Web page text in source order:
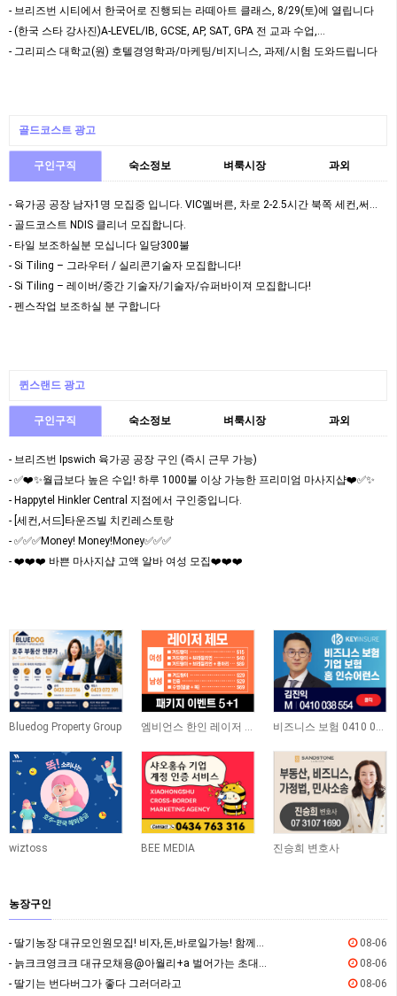
- 브리즈번 시티에서 한국어로 진행되는 라떼아트 클래스, 8/29(토)에 열립니다
- (한국 스타 강사진)A-LEVEL/IB, GCSE, AP, SAT, GPA 전 교과 수업,…
- 그리피스 대학교(원) 호텔경영학과/마케팅/비지니스, 과제/시험 도와드립니다
골드코스트 광고
구인구직 숙소정보 벼룩시장 과외
- 골드코스트 NDIS 클리너 모집합니다.
- 타일 보조하실분 모십니다 일당300불
- Si Tiling – 그라우터 / 실리콘기술자 모집합니다!
- Si Tiling – 레이버/중간 기술자/기술자/슈퍼바이져 모집합니다!
- 펜스작업 보조하실 분 구합니다
퀸스랜드 광고
구인구직 숙소정보 벼룩시장 과외
- 브리즈번 Ipswich 육가공 공장 구인 (즉시 근무 가능)
- ✅❤️✨월급보다 높은 수입! 하루 1000불 이상 가능한 프리미엄 마사지샵❤️✅✨
- Happytel Hinkler Central 지점에서 구인중입니다.
- [세컨,서드]타운즈빌 치킨레스토랑
- ✅✅✅Money! Money!Money✅✅✅
- ❤️❤️❤️ 바쁜 마사지샵 고액 알바 여성 모집❤️❤️❤️
Bluedog Property Group
wiztoss BEE MEDIA 진승희 변호사
농장구인
08-06
08-06
- 딸기는 번다버그가 좋다 그러더라고
08-06